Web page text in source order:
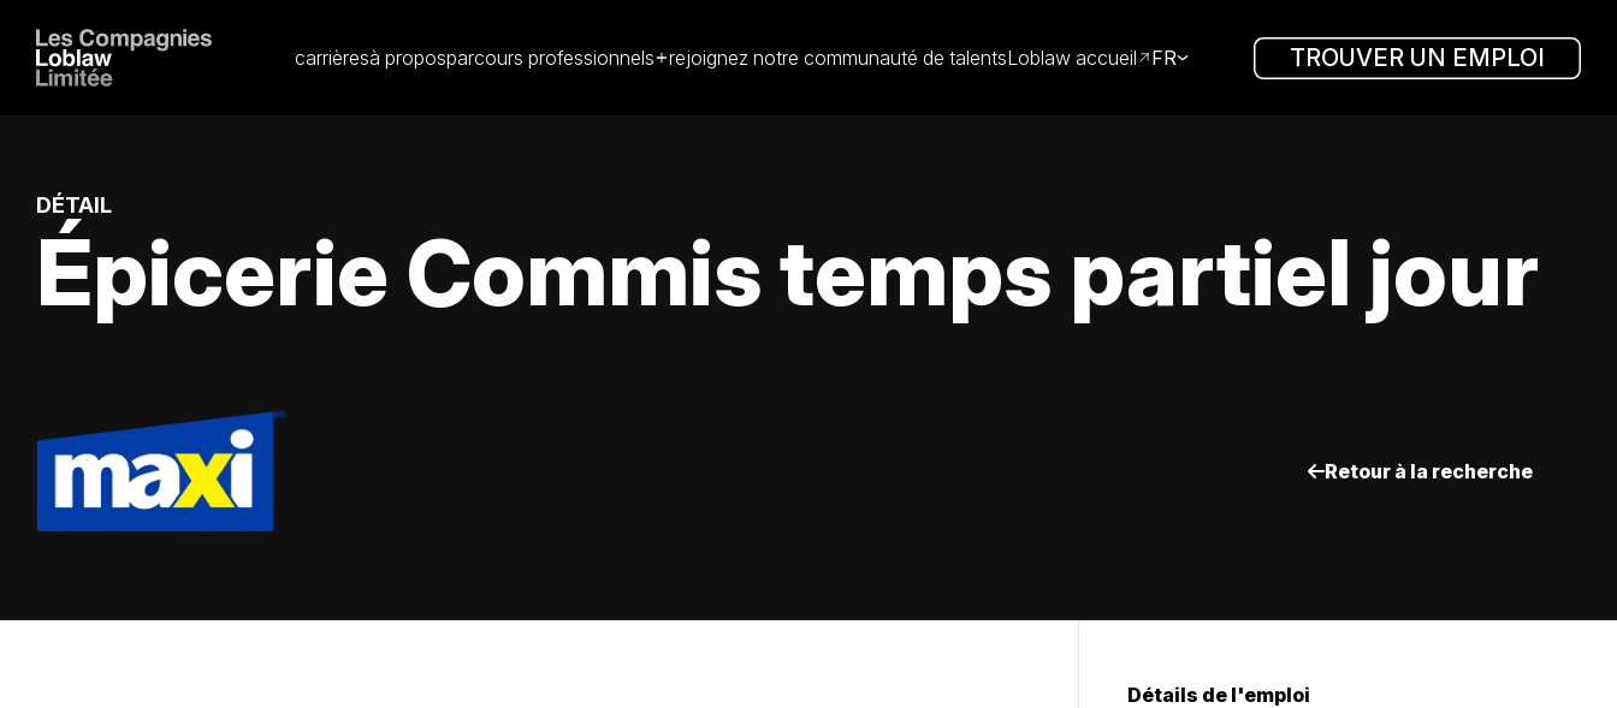
carrièresà proposparcours professionnels rejoignez notre communauté de talentsLoblaw accueil FR TROUVER UN EMPLOI
DÉTAIL
Épicerie Commis temps partiel jour
Retour à la recherche
Détails de l'emploi